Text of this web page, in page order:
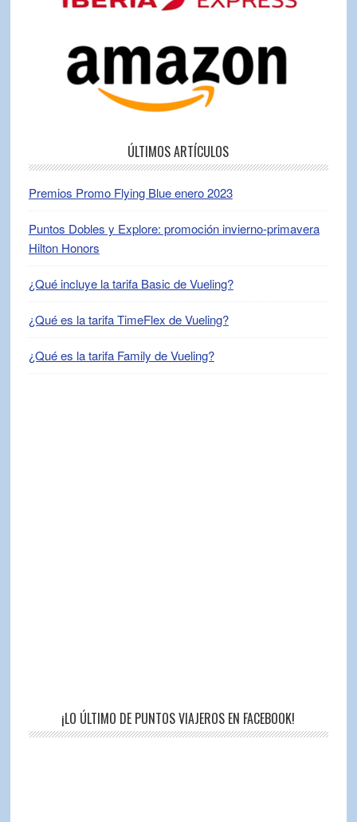
ÚLTIMOS ARTÍCULOS
Premios Promo Flying Blue enero 2023
Puntos Dobles y Explore: promoción invierno-primavera
Hilton Honors
¿Qué incluye la tarifa Basic de Vueling?
¿Qué es la tarifa TimeFlex de Vueling?
¿Qué es la tarifa Family de Vueling?
¡LO ÚLTIMO DE PUNTOS VIAJEROS EN FACEBOOK!